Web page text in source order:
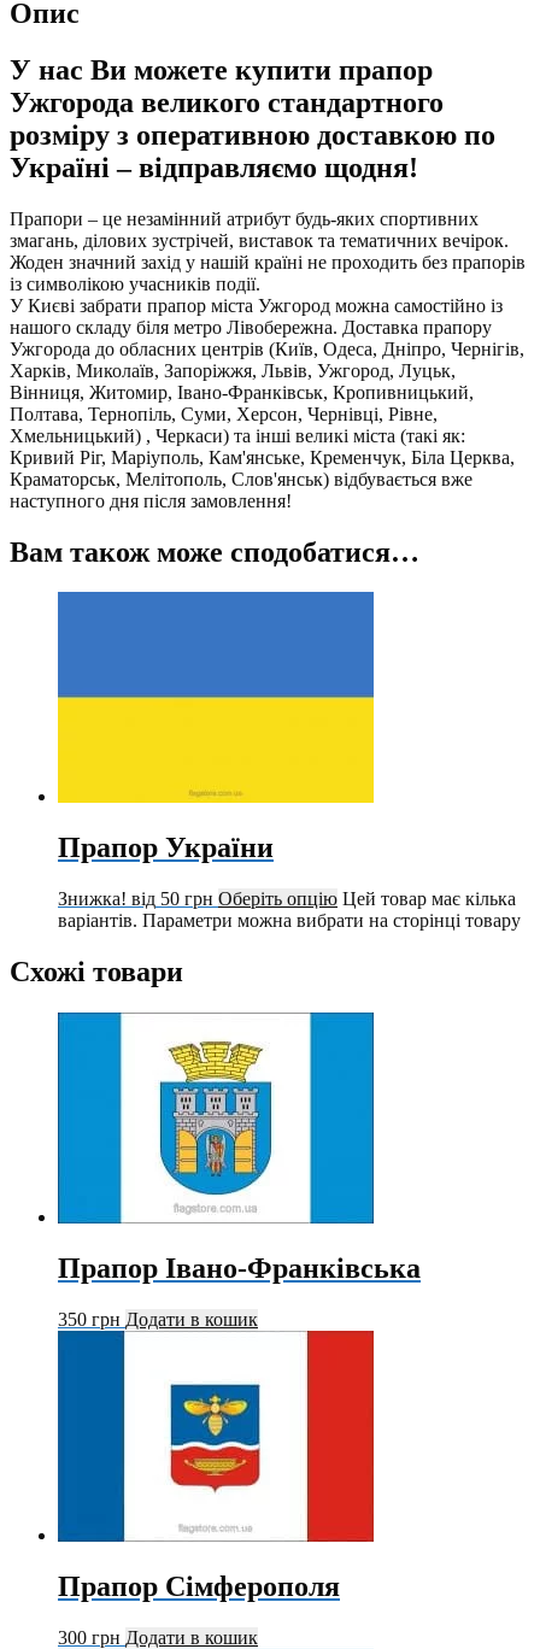
Опис
У нас Ви можете купити прапор
Ужгорода великого стандартного
розміру з оперативною доставкою по
Україні – відправляємо щодня!
Прапори – це незамінний атрибут будь-яких спортивних
змагань, ділових зустрічей, виставок та тематичних вечірок.
Жоден значний захід у нашій країні не проходить без прапорів
із символікою учасників події.
У Києві забрати прапор міста Ужгород можна самостійно із
нашого складу біля метро Лівобережна. Доставка прапору
Ужгорода до обласних центрів (Київ, Одеса, Дніпро, Чернігів,
Харків, Миколаїв, Запоріжжя, Львів, Ужгород, Луцьк,
Вінниця, Житомир, Івано-Франківськ, Кропивницький,
Полтава, Тернопіль, Суми, Херсон, Чернівці, Рівне,
Хмельницький) , Черкаси) та інші великі міста (такі як:
Кривий Ріг, Маріуполь, Кам'янське, Кременчук, Біла Церква,
Краматорськ, Мелітополь, Слов'янськ) відбувається вже
наступного дня після замовлення!
Вам також може сподобатися…
Прапор України
Знижка! від 50 грн Оберіть опцію Цей товар має кілька
варіантів. Параметри можна вибрати на сторінці товару
Схожі товари
Прапор Івано-Франківська
350 грн Додати в кошик
Прапор Сімферополя
300 грн Додати в кошик